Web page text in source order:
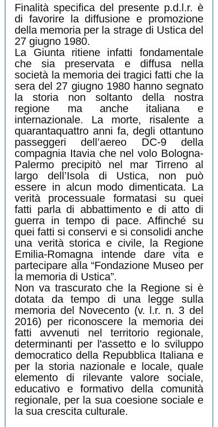
Finalità specifica del presente p.d.l.r. è
di favorire la diffusione e promozione
della memoria per la strage di Ustica del
27 giugno 1980.
La Giunta ritiene infatti fondamentale
che sia preservata e diffusa nella
società la memoria dei tragici fatti che la
sera del 27 giugno 1980 hanno segnato
la storia non soltanto della nostra
regione ma anche italiana e
internazionale. La morte, risalente a
quarantaquattro anni fa, degli ottantuno
passeggeri dell’aereo DC-9 della
compagnia Itavia che nel volo Bologna-
Palermo precipitò nel mar Tirreno al
largo dell’Isola di Ustica, non può
essere in alcun modo dimenticata. La
verità processuale formatasi su quei
fatti parla di abbattimento e di atto di
guerra in tempo di pace. Affinché su
quei fatti si conservi e si consolidi anche
una verità storica e civile, la Regione
Emilia-Romagna intende dare vita e
partecipare alla “Fondazione Museo per
la memoria di Ustica”.
Non va trascurato che la Regione si è
dotata da tempo di una legge sulla
memoria del Novecento (v. l.r. n. 3 del
2016) per riconoscere la memoria dei
fatti avvenuti nel territorio regionale,
determinanti per l'assetto e lo sviluppo
democratico della Repubblica Italiana e
per la storia nazionale e locale, quale
elemento di rilevante valore sociale,
educativo e formativo della comunità
regionale, per la sua coesione sociale e
la sua crescita culturale.